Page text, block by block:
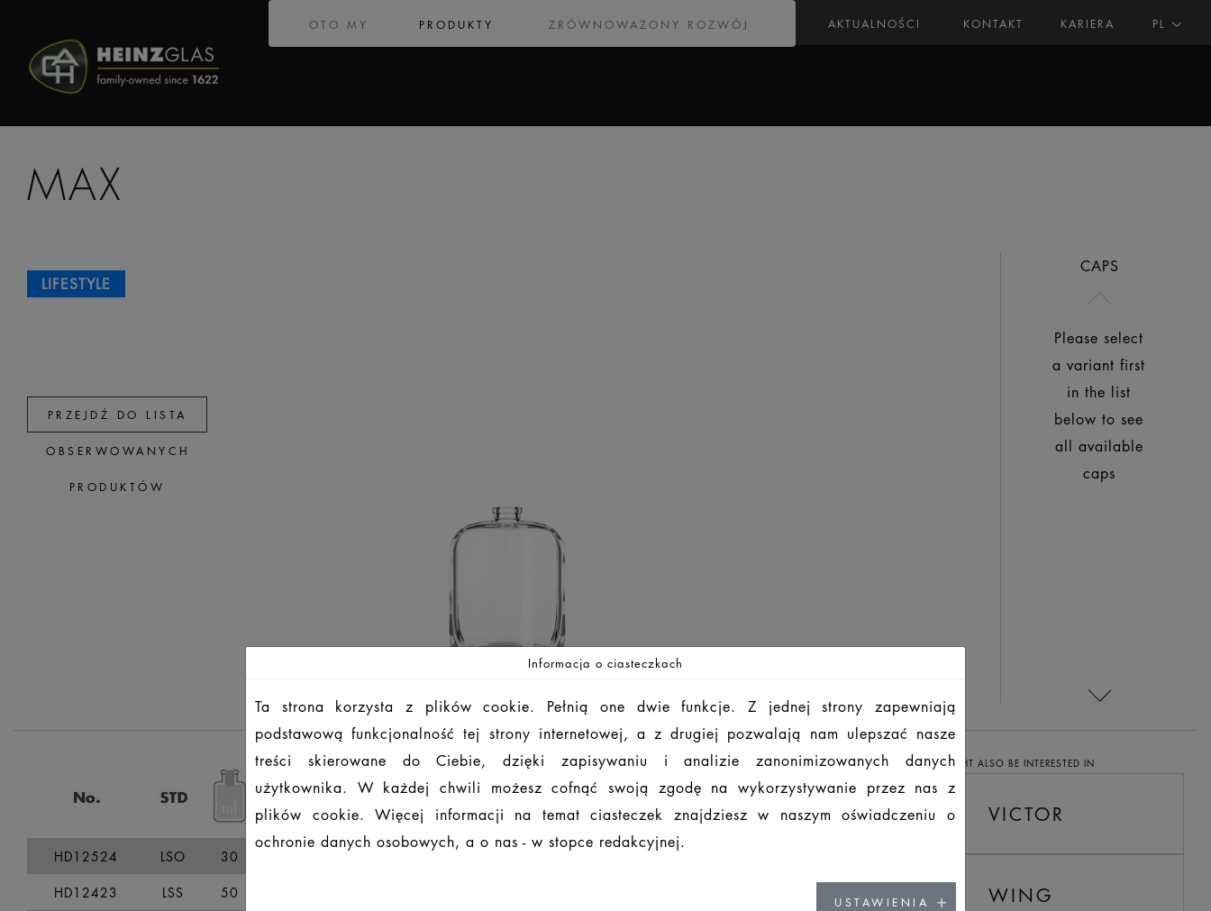
AKTUALNOŚCI KONTAKT KARIERA PL
OTO MY PRODUKTY ZRÓWNOWAŻONY ROZWÓJ
LIFESTYLE
MAX
CAPS
Please select
a variant first
in the list
below to see
all available
caps
PRZEJDŹ DO LISTA
OBSERWOWANYCH
PRODUKTÓW
HD12524 LSO 30 76 8,8
HD12423
LSS 50
YOU MIGHT ALSO BE INTERESTED IN
VICTOR
WING
Informacja o ciasteczkach
Ta strona korzysta z plików cookie. Pełnią one dwie funkcje. Z jednej strony zapewniają
podstawową funkcjonalność tej strony internetowej, a z drugiej pozwalają nam ulepszać nasze
treści skierowane do Ciebie, dzięki zapisywaniu i analizie zanonimizowanych danych
użytkownika. W każdej chwili możesz cofnąć swoją zgodę na wykorzystywanie przez nas z
plików cookie. Więcej informacji na temat ciasteczek znajdziesz w naszym oświadczeniu o
ochronie danych osobowych, a o nas - w stopce redakcyjnej.
USTAWIENIA